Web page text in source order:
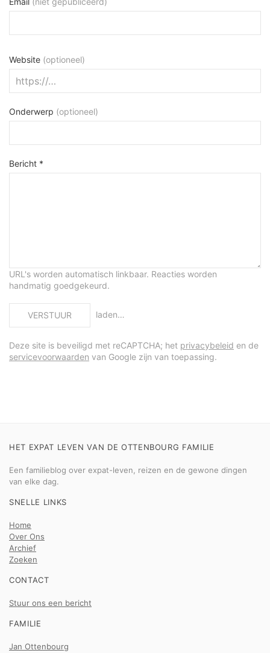
Website (optioneel)
Onderwerp (optioneel)
Bericht *
URL's worden automatisch linkbaar. Reacties worden
handmatig goedgekeurd.
VERSTUUR laden…
Deze site is beveiligd met reCAPTCHA; het privacybeleid en de
servicevoorwaarden van Google zijn van toepassing.
HET EXPAT LEVEN VAN DE OTTENBOURG FAMILIE
Een familieblog over expat-leven, reizen en de gewone dingen
van elke dag.
SNELLE LINKS
Home
Over Ons
Archief
Zoeken
CONTACT
Stuur ons een bericht
FAMILIE
Jan Ottenbourg